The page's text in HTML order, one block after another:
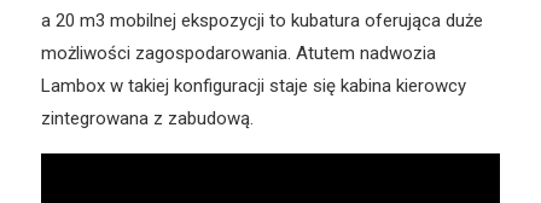
a 20 m3 mobilnej ekspozycji to kubatura oferująca duże
możliwości zagospodarowania. Atutem nadwozia
Lambox w takiej konfiguracji staje się kabina kierowcy
zintegrowana z zabudową.